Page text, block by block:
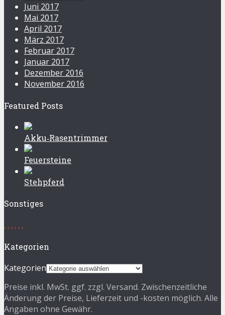
Juni 2017
Mai 2017
April 2017
März 2017
Februar 2017
Januar 2017
Dezember 2016
November 2016
Featured Posts
Akku‑Rasentrimmer
Feuersteine
Stehpferd
Sonstiges
. . . . . .
Kategorien
Kategorien
Preise inkl. MwSt. ggf. zzgl. Versand. Zwischenzeitliche
Änderung der Preise, Lieferzeit und -kosten möglich. Alle
Angaben ohne Gewähr.